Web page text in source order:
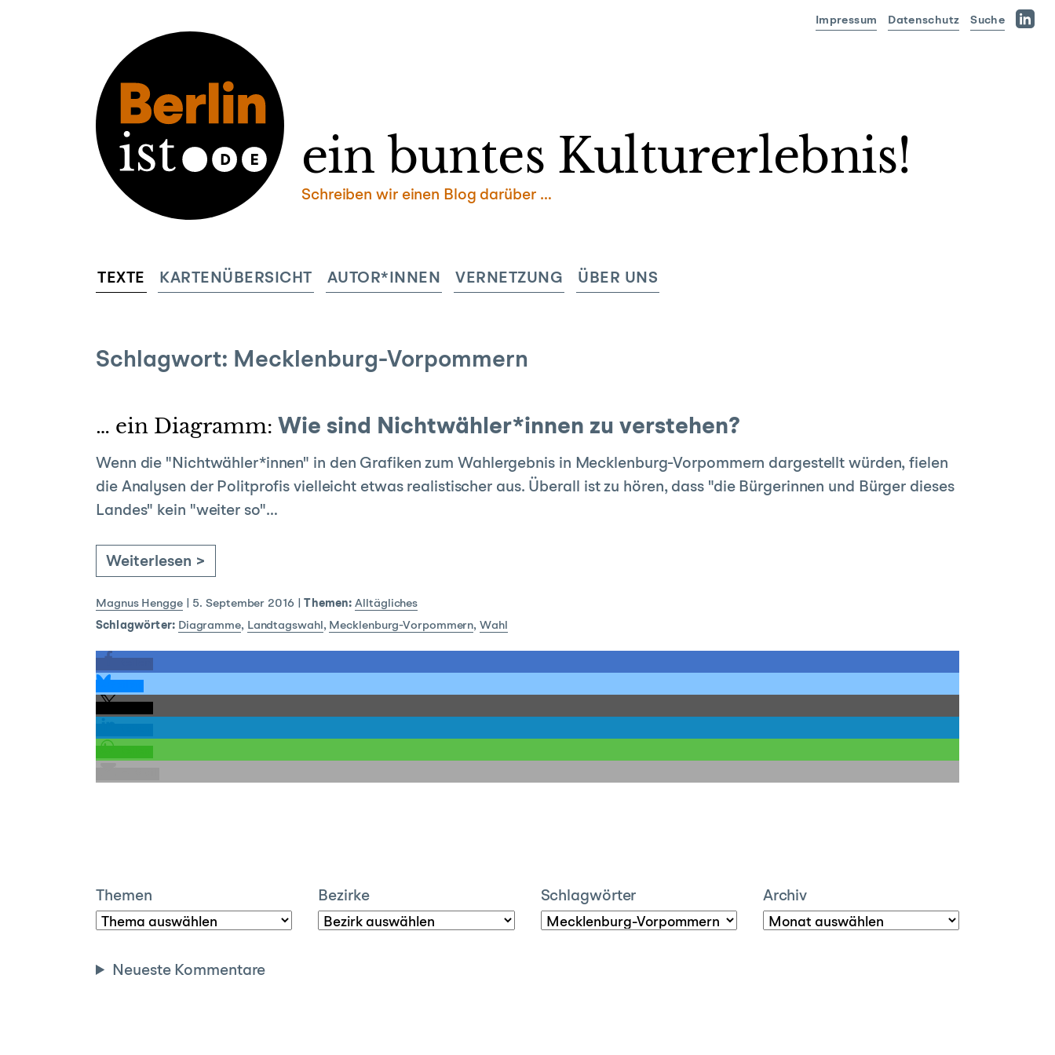
ein buntes Kulturerlebnis!
Schreiben wir einen Blog darüber …
TEXTE KARTENÜBERSICHT AUTOR*INNEN VERNETZUNG ÜBER UNS
Impressum Datenschutz
Suche
Schlagwort: Mecklenburg-Vorpommern
… ein Diagramm: Wie sind Nichtwähler*innen zu verstehen?
Wenn die "Nichtwähler*innen" in den Grafiken zum Wahlergebnis in Mecklenburg-Vorpommern dargestellt würden, fielen
die Analysen der Politprofis vielleicht etwas realistischer aus. Überall ist zu hören, dass "die Bürgerinnen und Bürger dieses
Landes" kein "weiter so"…
Weiterlesen >
Magnus Hengge| 5. September 2016| Themen: Alltägliches
Schlagwörter: Diagramme, Landtagswahl, Mecklenburg-Vorpommern,Wahl
Themen Bezirke Schlagwörter Archiv
Neueste Kommentare